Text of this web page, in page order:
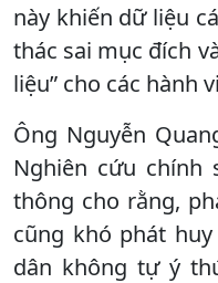
này khiến dữ liệu
thác sai mục đích
liệu” cho các hành
Ông Nguyễn
Nghiên cứu chính
thông cho rằng,
cũng khó phát
dân không tự ý